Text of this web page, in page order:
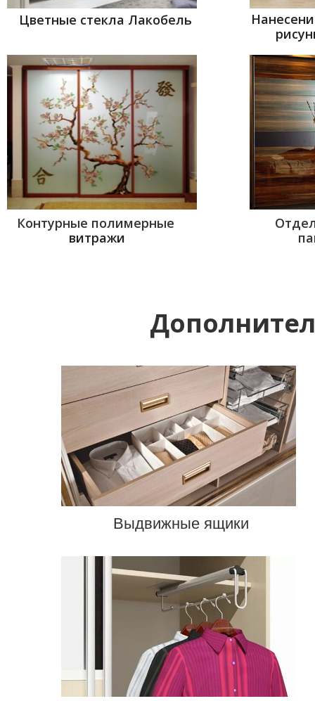
Контурные полимерные
витражи
Выдвижные ящики
Цветные стекла Лакобель